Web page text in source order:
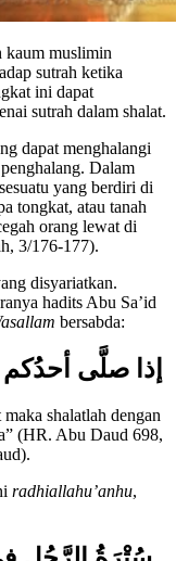
kaum muslimin
sutrah ketika
ini dapat
dapat menghalangi
Dalam
yang berdiri di
tongkat, atau tanah
orang lewat di
disyariatkan.
hadits Abu Sa’id
bersabda:
إذا صلَّى أحدُكم
shalatlah dengan
(HR. Abu Daud 698,